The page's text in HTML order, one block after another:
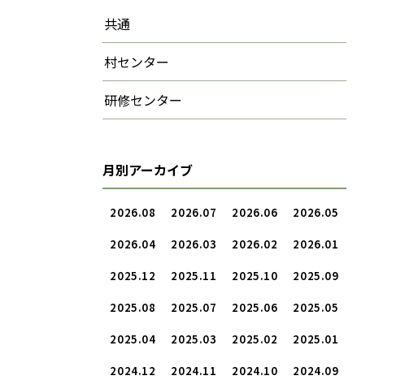
共通
村センター
研修センター
月別アーカイブ
2026.08 2026.07 2026.06 2026.05
2026.04 2026.03 2026.02 2026.01
2025.12 2025.11 2025.10 2025.09
2025.08 2025.07 2025.06 2025.05
2025.04 2025.03 2025.02 2025.01
2024.12 2024.11 2024.10 2024.09